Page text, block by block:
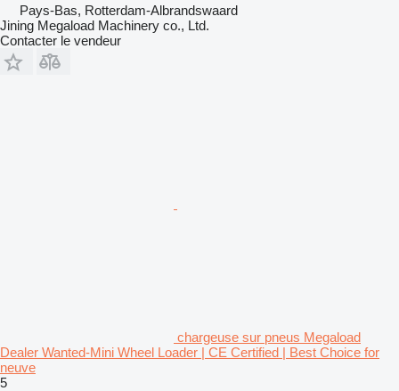
Pays-Bas, Rotterdam-Albrandswaard
Jining Megaload Machinery co., Ltd.
Contacter le vendeur
chargeuse sur pneus Megaload
Dealer Wanted-Mini Wheel Loader | CE Certified | Best Choice for
neuve
5